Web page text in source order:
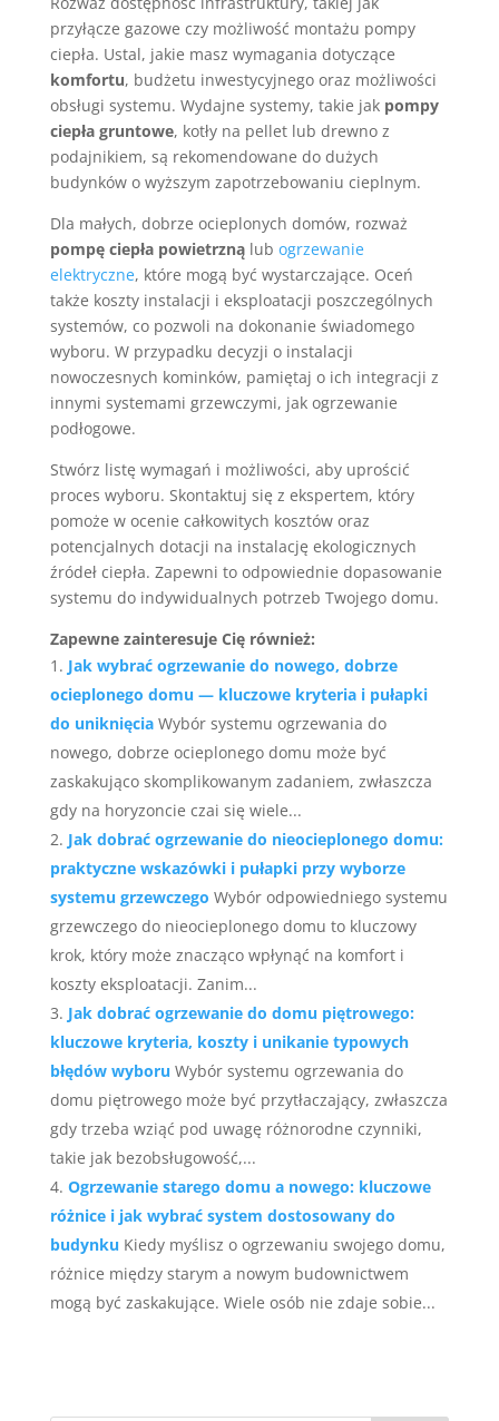
przyłącze gazowe czy możliwość montażu pompy
ciepła. Ustal, jakie masz wymagania dotyczące
komfortu, budżetu inwestycyjnego oraz możliwości
obsługi systemu. Wydajne systemy, takie jak pompy
ciepła gruntowe, kotły na pellet lub drewno z
podajnikiem, są rekomendowane do dużych
budynków o wyższym zapotrzebowaniu cieplnym.
Dla małych, dobrze ocieplonych domów, rozważ
pompę ciepła powietrznąlub ogrzewanie
elektryczne, które mogą być wystarczające. Oceń
także koszty instalacji i eksploatacji poszczególnych
systemów, co pozwoli na dokonanie świadomego
wyboru. W przypadku decyzji o instalacji
nowoczesnych kominków, pamiętaj o ich integracji z
innymi systemami grzewczymi, jak ogrzewanie
podłogowe.
Stwórz listę wymagań i możliwości, aby uprościć
proces wyboru. Skontaktuj się z ekspertem, który
pomoże w ocenie całkowitych kosztów oraz
potencjalnych dotacji na instalację ekologicznych
źródeł ciepła. Zapewni to odpowiednie dopasowanie
systemu do indywidualnych potrzeb Twojego domu.
Zapewne zainteresuje Cię również:
Jak wybrać ogrzewanie do nowego, dobrze
ocieplonego domu — kluczowe kryteria i pułapki
do uniknięcia Wybór systemu ogrzewania do
nowego, dobrze ocieplonego domu może być
zaskakująco skomplikowanym zadaniem, zwłaszcza
gdy na horyzoncie czai się wiele...
Jak dobrać ogrzewanie do nieocieplonego domu:
praktyczne wskazówki i pułapki przy wyborze
systemu grzewczego Wybór odpowiedniego systemu
grzewczego do nieocieplonego domu to kluczowy
krok, który może znacząco wpłynąć na komfort i
koszty eksploatacji. Zanim...
Jak dobrać ogrzewanie do domu piętrowego:
kluczowe kryteria, koszty i unikanie typowych
błędów wyboru Wybór systemu ogrzewania do
domu piętrowego może być przytłaczający, zwłaszcza
gdy trzeba wziąć pod uwagę różnorodne czynniki,
takie jak bezobsługowość,...
Ogrzewanie starego domu a nowego: kluczowe
różnice i jak wybrać system dostosowany do
budynku Kiedy myślisz o ogrzewaniu swojego domu,
różnice między starym a nowym budownictwem
mogą być zaskakujące. Wiele osób nie zdaje sobie...